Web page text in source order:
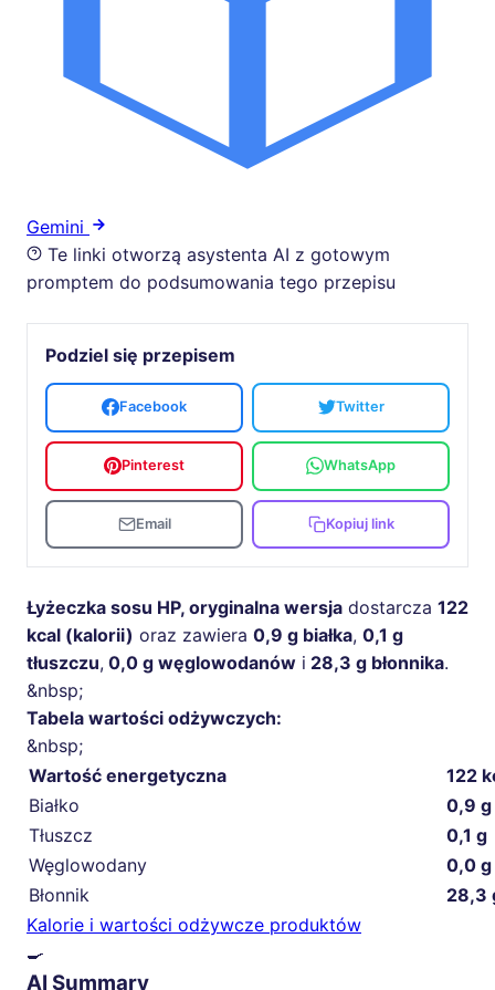
Gemini
Te linki otworzą asystenta AI z gotowym
promptem do podsumowania tego przepisu
Podziel się przepisem
Facebook Twitter
Pinterest WhatsApp
Email Kopiuj link
Łyżeczka sosu HP, oryginalna wersja dostarcza 122
kcal (kalorii) oraz zawiera 0,9 g białka, 0,1 g
tłuszczu, 0,0 g węglowodanów i 28,3 g błonnika.
&nbsp;
Tabela wartości odżywczych:
&nbsp;
Wartość energetyczna
122
Białko
0,9 g
Tłuszcz
0,1 g
Węglowodany
0,0 g
Błonnik
28,3
Kalorie i wartości odżywcze produktów
🍳
AI Summary